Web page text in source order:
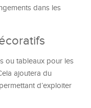
dans les
ou tableaux pour les
ajoutera du
d’exploiter